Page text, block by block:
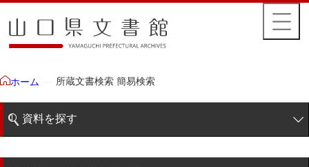
ホーム 所蔵文書検索 簡易検索
資料を探す